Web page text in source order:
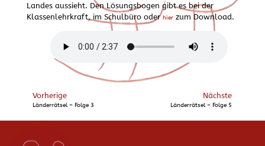
Landes aussieht. Den Lösungsbogen gibt es bei der
Klassenlehrkraft, im Schulbüro oderhierzum Download.
Vorherige
Länderrätsel – Folge 3
Nächste
Länderrätsel – Folge 5